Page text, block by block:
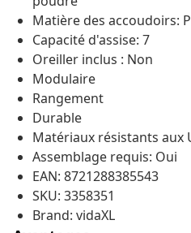
Matière des accoudoirs:
Capacité d'assise: 7
Oreiller inclus : Non
Modulaire
Rangement
Durable
Matériaux résistants aux
Assemblage requis: Oui
EAN: 8721288385543
SKU: 3358351
Brand: vidaXL